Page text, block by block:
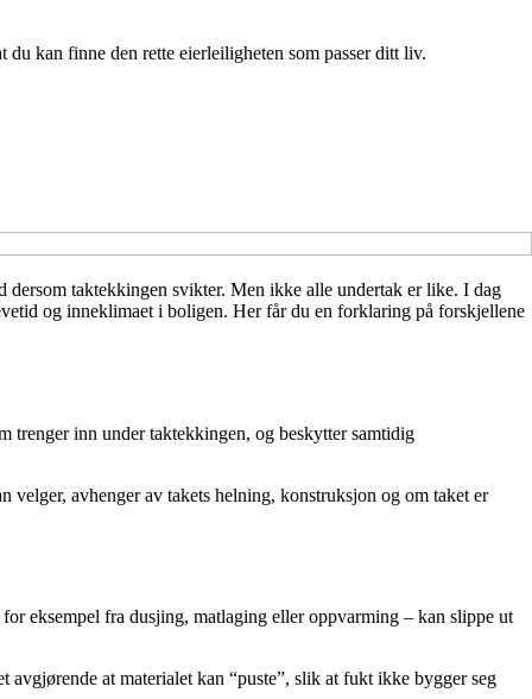
kan finne den rette eierleiligheten som passer ditt liv.
dersom taktekkingen svikter. Men ikke alle undertak er like. I dag
og inneklimaet i boligen. Her får du en forklaring på forskjellene
trenger inn under taktekkingen, og beskytter samtidig
avhenger av takets helning, konstruksjon og om taket er
eksempel fra dusjing, matlaging eller oppvarming – kan slippe ut
at materialet kan “puste”, slik at fukt ikke bygger seg